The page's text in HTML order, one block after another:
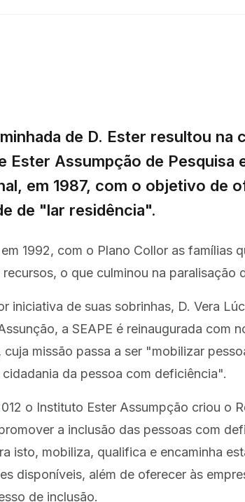
de D. Ester resultou na
Ester Assumpção de Pesquisa
em 1987, com o objetivo de
de "lar residência".
1992, com o Plano Collor as famílias
o que culminou na paralisação
iniciativa de suas sobrinhas, D. Vera
a SEAPE é reinaugurada com
cuja missão passa a ser "mobilizar
da pessoa com deficiência".
o Instituto Ester Assumpção criou o
a inclusão das pessoas com
isto, mobiliza, qualifica e encaminha
disponíveis, além de oferecer às
de inclusão.